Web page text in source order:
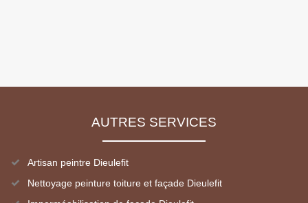
AUTRES SERVICES
Artisan peintre Dieulefit
Nettoyage peinture toiture et façade Dieulefit